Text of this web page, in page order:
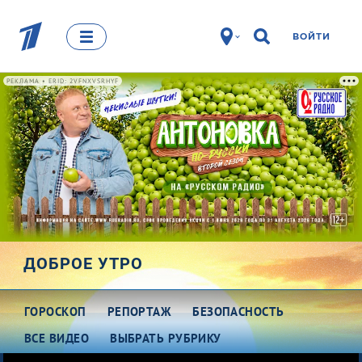
ВОЙТИ
РЕКЛАМА • ERID: 2VFNXVSRHYF
ДОБРОЕ УТРО
ГОРОСКОП РЕПОРТАЖ
БЕЗОПАСНОСТЬ
ВСЕ ВИДЕО
ВЫБРАТЬ РУБРИКУ